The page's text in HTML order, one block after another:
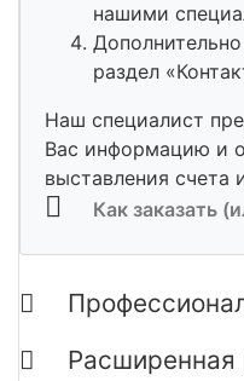
нашими
раздел
Наш специалист
Вас информацию и
выставления счета
Как заказать
Расширенная